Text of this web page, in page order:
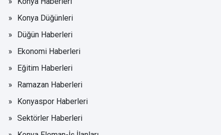
Konya Düğünleri
Düğün Haberleri
Ekonomi Haberleri
Eğitim Haberleri
Ramazan Haberleri
Konyaspor Haberleri
Sektörler Haberleri